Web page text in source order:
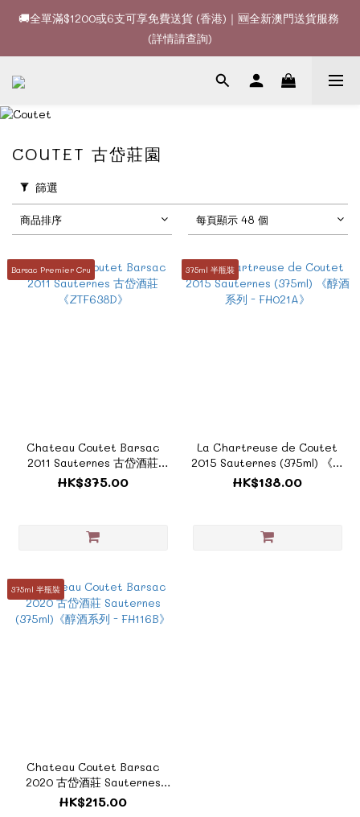
🚚全單滿$1200或6支可享免費送貨 (香港)｜🆕全新澳門送貨服務
(詳情請查詢)
🚚全單滿$1200或6支可享免費送貨 (香港)｜🆕全新澳門送貨服務
(詳情請查詢)
🍷酒款、優惠經常更新，請時刻追蹤我地😊｜🤵👰Wine Couple
(詳情請查詢)
COUTET 古岱莊園
篩選
商品排序 每頁顯示 48 個
Barsac Premier Cru
Chateau Coutet Barsac
2011 Sauternes 古岱酒莊
《ZTF638D》
HK$375.00
375ml 半瓶裝
La Chartreuse de Coutet
2015 Sauternes (375ml) 《醇
酒系列 - FH021A》
HK$138.00
375ml 半瓶裝
Chateau Coutet Barsac
2020 古岱酒莊 Sauternes
(375ml)《醇酒系列 - FH116B》
HK$215.00